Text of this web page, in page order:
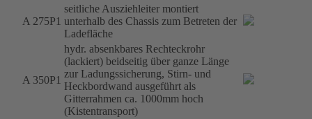
A 275P1
seitliche Ausziehleiter montiert
unterhalb des Chassis zum Betreten der
Ladefläche
A 350P1
hydr. absenkbares Rechteckrohr
(lackiert) beidseitig über ganze Länge
zur Ladungssicherung, Stirn- und
Heckbordwand ausgeführt als
Gitterrahmen ca. 1000mm hoch
(Kistentransport)